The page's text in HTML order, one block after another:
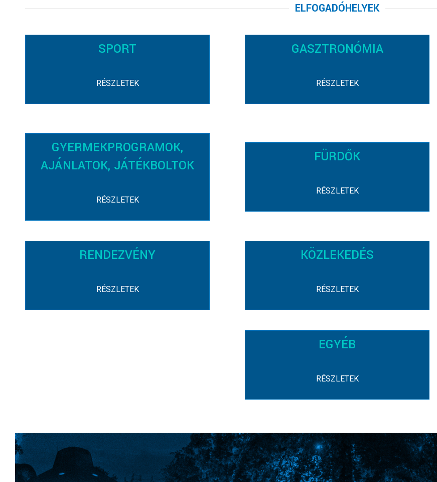
ELFOGADÓHELYEK
SPORT
RÉSZLETEK
GASZTRONÓMIA
RÉSZLETEK
GYERMEKPROGRAMOK,
AJÁNLATOK, JÁTÉKBOLTOK
RÉSZLETEK
FÜRDŐK
RÉSZLETEK
RENDEZVÉNY
RÉSZLETEK
KÖZLEKEDÉS
RÉSZLETEK
EGYÉB
RÉSZLETEK